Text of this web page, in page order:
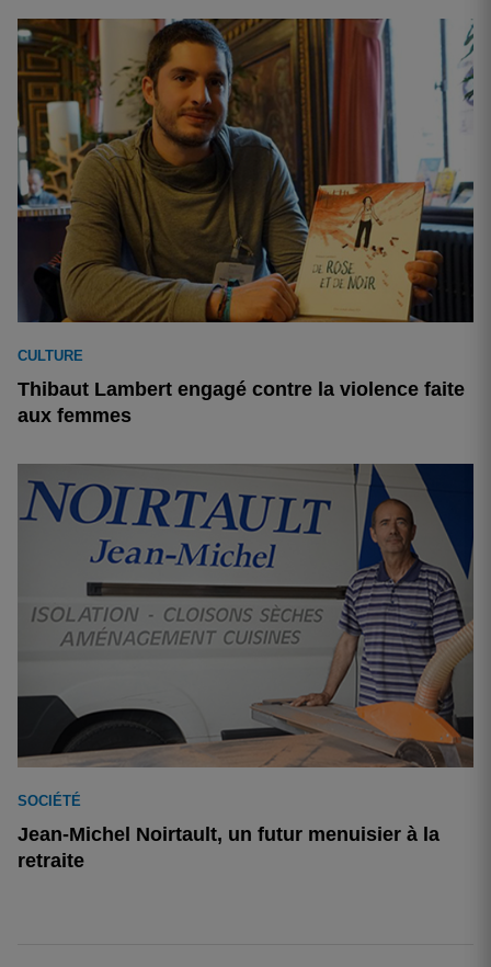
CULTURE
Thibaut Lambert engagé contre la violence faite
aux femmes
SOCIÉTÉ
Jean-Michel Noirtault, un futur menuisier à la
retraite